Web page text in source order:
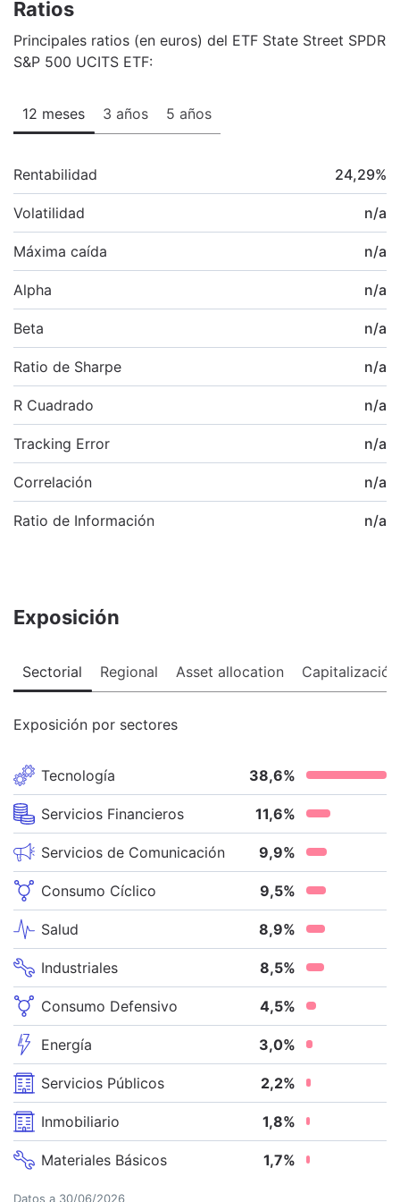
Ratios
Principales ratios (en euros) del ETF State Street SPDR
S&P 500 UCITS ETF:
12 meses 3 años 5 años
Rentabilidad 24,29%
Volatilidad n/a
Máxima caída n/a
Alpha n/a
Beta n/a
Ratio de Sharpe n/a
R Cuadrado n/a
Tracking Error n/a
Correlación n/a
Ratio de Información n/a
Exposición
Sectorial Regional Asset allocation Capitalización
Exposición por sectores
Tecnología 38,6%
Servicios Financieros 11,6%
Servicios de Comunicación 9,9%
Consumo Cíclico 9,5%
Salud 8,9%
Industriales 8,5%
Consumo Defensivo 4,5%
Energía 3,0%
Servicios Públicos 2,2%
Inmobiliario 1,8%
Materiales Básicos 1,7%
Datos a 30/06/2026